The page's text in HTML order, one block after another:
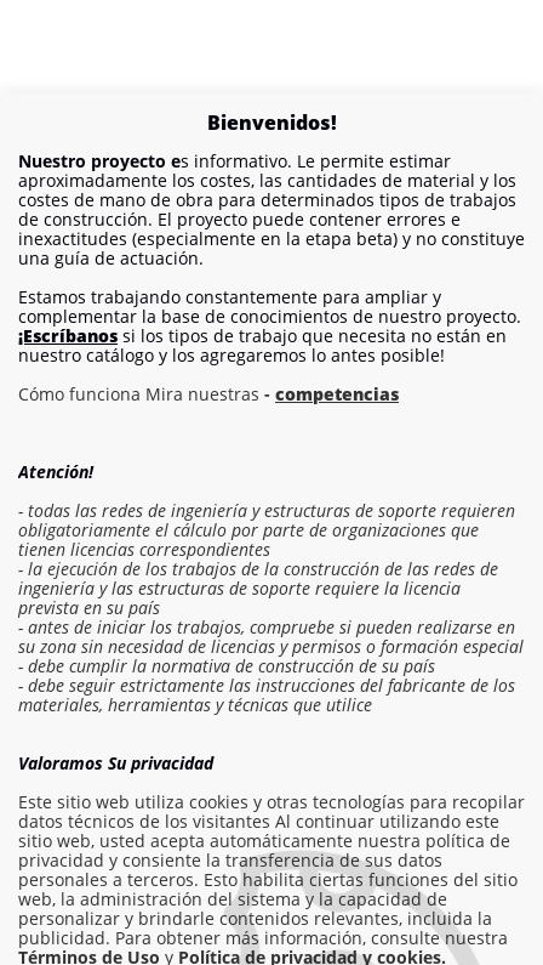
info@am-builder.com
Ayuda al proyecto
CatalogarSobre el proyectoPara socios
Contactos
Iniciar sesión en el presupuesto
Solicitar trabajo
Bienvenidos!
Nuestro proyecto es informativo. Le permite estimar
aproximadamente los costes, las cantidades de material y los
costes de mano de obra para determinados tipos de trabajos
de construcción. El proyecto puede contener errores e
inexactitudes (especialmente en la etapa beta) y no constituye
una guía de actuación.
Estamos trabajando constantemente para ampliar y
complementar la base de conocimientos de nuestro proyecto.
¡Escríbanos si los tipos de trabajo que necesita no están en
nuestro catálogo y los agregaremos lo antes posible!
Cómo funciona Mira nuestras - competencias
Atención!
- todas las redes de ingeniería y estructuras de soporte requieren
obligatoriamente el cálculo por parte de organizaciones que
tienen licencias correspondientes
- la ejecución de los trabajos de la construcción de las redes de
ingeniería y las estructuras de soporte requiere la licencia
prevista en su país
- antes de iniciar los trabajos, compruebe si pueden realizarse en
su zona sin necesidad de licencias y permisos o formación especial
- debe cumplir la normativa de construcción de su país
- debe seguir estrictamente las instrucciones del fabricante de los
materiales, herramientas y técnicas que utilice
Valoramos Su privacidad
Este sitio web utiliza cookies y otras tecnologías para recopilar
datos técnicos de los visitantes Al continuar utilizando este
sitio web, usted acepta automáticamente nuestra política de
privacidad y consiente la transferencia de sus datos
personales a terceros. Esto habilita ciertas funciones del sitio
web, la administración del sistema y la capacidad de
personalizar y brindarle contenidos relevantes, incluida la
publicidad. Para obtener más información, consulte nuestra
Términos de Uso y Política de privacidad y cookies.